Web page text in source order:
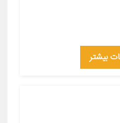
بیشتر